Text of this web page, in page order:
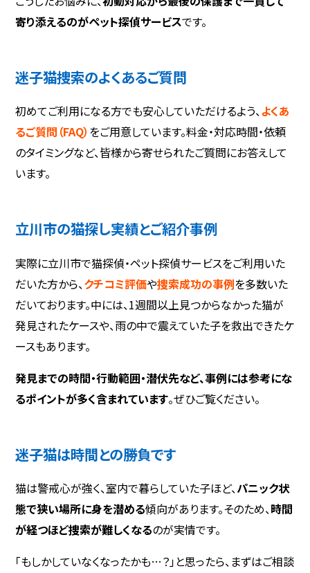
寄り添えるのがペット探偵サービスです。
迷子猫捜索のよくあるご質問
初めてご利用になる方でも安心していただけるよう、よくあ
るご質問（FAQ） をご用意しています。料金・対応時間・依頼
のタイミングなど、皆様から寄せられたご質問にお答えして
います。
立川市の猫探し実績とご紹介事例
実際に立川市で猫探偵・ペット探偵サービスをご利用いた
だいた方から、クチコミ評価や捜索成功の事例を多数いた
だいております。中には、1週間以上見つからなかった猫が
発見されたケースや、雨の中で震えていた子を救出できたケ
ースもあります。
発見までの時間・行動範囲・潜伏先など、事例には参考にな
るポイントが多く含まれています。ぜひご覧ください。
迷子猫は時間との勝負です
猫は警戒心が強く、室内で暮らしていた子ほど、パニック状
態で狭い場所に身を潜める傾向があります。そのため、時間
が経つほど捜索が難しくなるのが実情です。
「もしかしていなくなったかも…？」と思ったら、まずはご相談